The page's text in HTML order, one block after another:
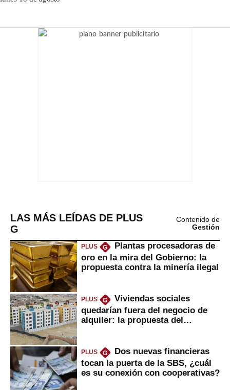
LAS MÁS LEÍDAS DE PLUS
G
Contenido de
Gestión
PLUS G
Plantas procesadoras de
oro en la mira del Gobierno: la
propuesta contra la minería ilegal
PLUS G
Viviendas sociales
quedarían fuera del negocio de
alquiler: la propuesta del
PLUS G
Dos nuevas financieras
tocan la puerta de la SBS, ¿cuál
es su conexión con cooperativas?